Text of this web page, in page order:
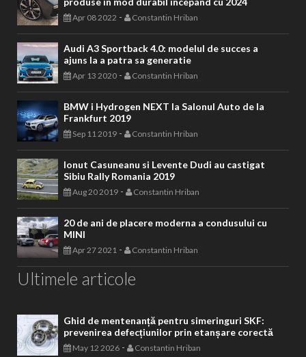
Apr 08 2022 - Constantin Hriban
Audi A3 Sportback 4.0: modelul de succes a
ajuns la a patra sa generatie
Apr 13 2020 - Constantin Hriban
BMW i Hydrogen NEXT la Salonul Auto de la
Frankfurt 2019
Sep 11 2019 - Constantin Hriban
Ionut Casuneanu si Levente Dudi au castigat
Sibiu Rally Romania 2019
Aug 20 2019 - Constantin Hriban
20 de ani de placere moderna a condusului cu
MINI
Apr 27 2021 - Constantin Hriban
Ultimele articole
Ghid de mentenanță pentru simeringuri SKF:
prevenirea defecțiunilor prin etanșare corectă
May 12 2026 - Constantin Hriban